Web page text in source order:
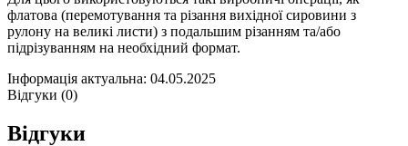
флатова (перемотування та різання вихідної сировини з
рулону на великі листи) з подальшим різанням та/або
підрізуванням на необхідний формат.
Інформація актуальна: 04.05.2025
Відгуки (0)
Відгуки